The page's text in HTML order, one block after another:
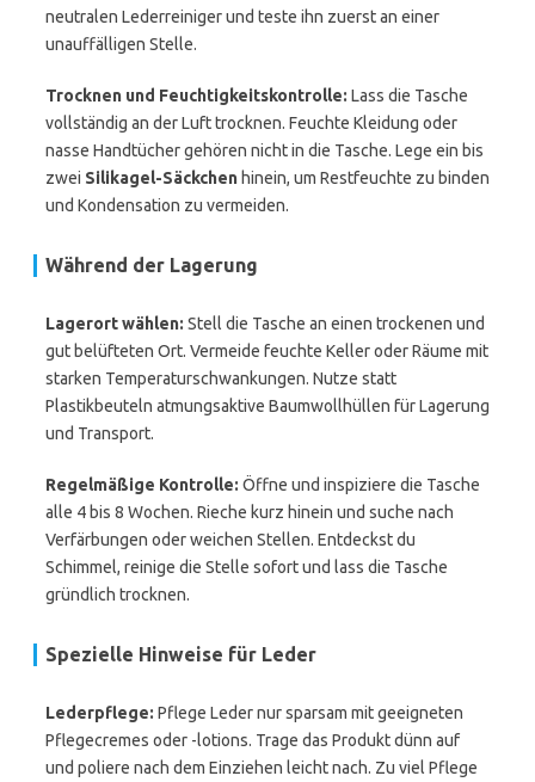
neutralen Lederreiniger und teste ihn zuerst an einer
unauffälligen Stelle.
Trocknen und Feuchtigkeitskontrolle: Lass die Tasche
vollständig an der Luft trocknen. Feuchte Kleidung oder
nasse Handtücher gehören nicht in die Tasche. Lege ein bis
zwei Silikagel-Säckchen hinein, um Restfeuchte zu binden
und Kondensation zu vermeiden.
Während der Lagerung
Lagerort wählen: Stell die Tasche an einen trockenen und
gut belüfteten Ort. Vermeide feuchte Keller oder Räume mit
starken Temperaturschwankungen. Nutze statt
Plastikbeuteln atmungsaktive Baumwollhüllen für Lagerung
und Transport.
Regelmäßige Kontrolle: Öffne und inspiziere die Tasche
alle 4 bis 8 Wochen. Rieche kurz hinein und suche nach
Verfärbungen oder weichen Stellen. Entdeckst du
Schimmel, reinige die Stelle sofort und lass die Tasche
gründlich trocknen.
Spezielle Hinweise für Leder
Lederpflege: Pflege Leder nur sparsam mit geeigneten
Pflegecremes oder -lotions. Trage das Produkt dünn auf
und poliere nach dem Einziehen leicht nach. Zu viel Pflege